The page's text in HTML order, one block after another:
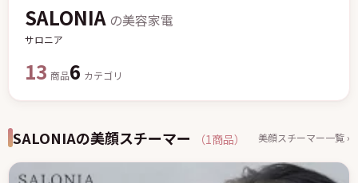
SALONIA の美容家電
サロニア
13 商品6 カテゴリ
SALONIAの美顔スチーマー （1商品） 美顔スチーマー一覧 ›